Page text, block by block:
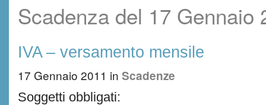
Scadenza del 17 Gennaio
IVA – versamento mensile
17 Gennaio 2011 in Scadenze
Soggetti obbligati: